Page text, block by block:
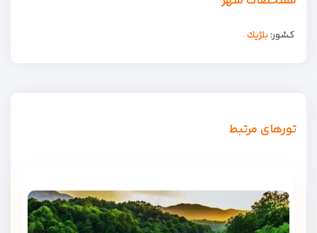
کشور:بلژيك
تورهای مرتبط